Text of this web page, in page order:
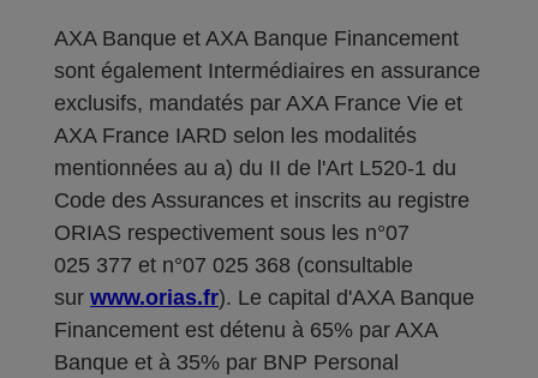
AXA Banque et AXA Banque Financement
sont également Intermédiaires en assurance
exclusifs, mandatés par AXA France Vie et
AXA France IARD selon les modalités
mentionnées au a) du II de l'Art L520-1 du
Code des Assurances et inscrits au registre
ORIAS respectivement sous les n°07
025 377 et n°07 025 368 (consultable
sur www.orias.fr). Le capital d'AXA Banque
Financement est détenu à 65% par AXA
Banque et à 35% par BNP Personal